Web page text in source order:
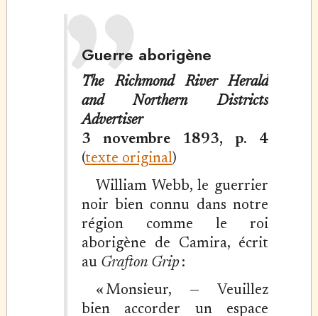
Guerre aborigène
The Richmond River Herald
and Northern Districts
Advertiser
3 novembre 1893, p. 4
(texte original)
William Webb, le guerrier
noir bien connu dans notre
région comme le roi
aborigène de Camira, écrit
au Grafton Grip:
« Monsieur, — Veuillez
bien accorder un espace